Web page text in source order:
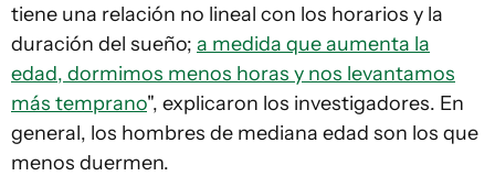
tiene una relación no lineal con los horarios y la
duración del sueño; a medida que aumenta la
edad, dormimos menos horas y nos levantamos
más temprano", explicaron los investigadores. En
general, los hombres de mediana edad son los que
menos duermen.